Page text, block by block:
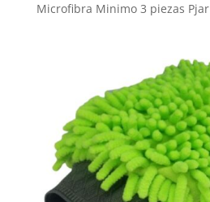
Microfibra Minimo 3 piezas Pjar